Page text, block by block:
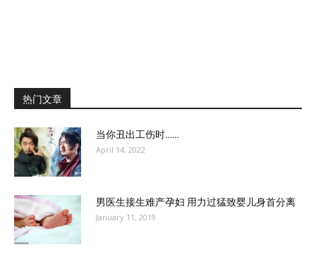
热门文章
当你丑出工伤时……
April 14, 2022
男医生接生难产孕妇 用力过猛致婴儿身首分离
January 11, 2019